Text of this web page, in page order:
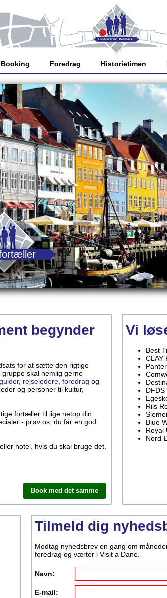
Booking Foredrag Historietimen
begynder
for at sætte den rigtige
skal nemlig gerne
, rejseledere foredrag og
og personer til kultur,
fortæller til lige netop din
- prøv os, du får en god
hotel, hvis du skal bruge det.
Book med det samme
Vi
Best
CLAY
DFDS
Riis
Blue
Royal
Nord-
Tilmeld dig
Modtag nyhedsbrev en gang om
foredrag og værter i Visit a Dane.
Navn:
E-mail: